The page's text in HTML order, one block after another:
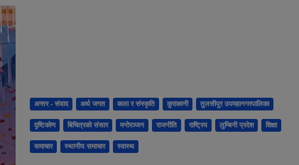
अन्तर - संवाद अर्थ जगत कला र संस्कृति कुराकानी तुलसीपुर उपमहानगरपालिका
दृष्टिकोण बिचित्रकाे संसार मनाेरञ्जन राजनीति राष्ट्रिय लुम्बिनी प्रदेश शिक्षा
समाचार स्थानीय समाचार स्वास्थ